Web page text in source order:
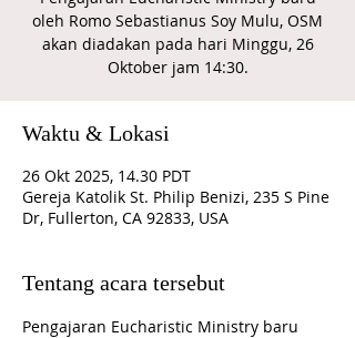
oleh Romo Sebastianus Soy Mulu, OSM
akan diadakan pada hari Minggu, 26
Oktober jam 14:30.
Waktu & Lokasi
26 Okt 2025, 14.30 PDT
Gereja Katolik St. Philip Benizi, 235 S Pine
Dr, Fullerton, CA 92833, USA
Tentang acara tersebut
Pengajaran Eucharistic Ministry baru